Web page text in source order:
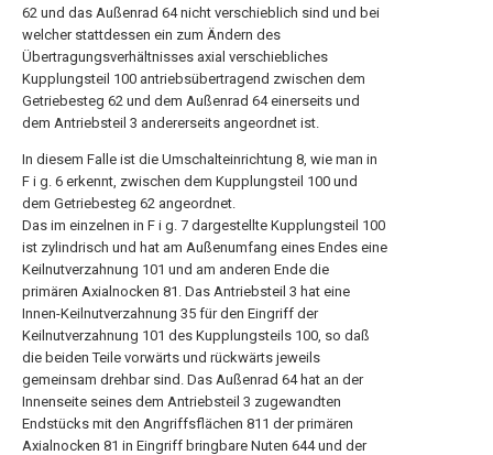
62 und das Außenrad 64 nicht verschieblich sind und bei
welcher stattdessen ein zum Ändern des
Übertragungsverhältnisses axial verschiebliches
Kupplungsteil 100 antriebsübertragend zwischen dem
Getriebesteg 62 und dem Außenrad 64 einerseits und
dem Antriebsteil 3 andererseits angeordnet ist.
In diesem Falle ist die Umschalteinrichtung 8, wie man in
F i g. 6 erkennt, zwischen dem Kupplungsteil 100 und
dem Getriebesteg 62 angeordnet.
Das im einzelnen in F i g. 7 dargestellte Kupplungsteil 100
ist zylindrisch und hat am Außenumfang eines Endes eine
Keilnutverzahnung 101 und am anderen Ende die
primären Axialnocken 81. Das Antriebsteil 3 hat eine
Innen-Keilnutverzahnung 35 für den Eingriff der
Keilnutverzahnung 101 des Kupplungsteils 100, so daß
die beiden Teile vorwärts und rückwärts jeweils
gemeinsam drehbar sind. Das Außenrad 64 hat an der
Innenseite seines dem Antriebsteil 3 zugewandten
Endstücks mit den Angriffsflächen 811 der primären
Axialnocken 81 in Eingriff bringbare Nuten 644 und der